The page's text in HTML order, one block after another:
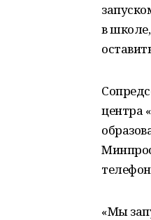
в
центра
«Мы